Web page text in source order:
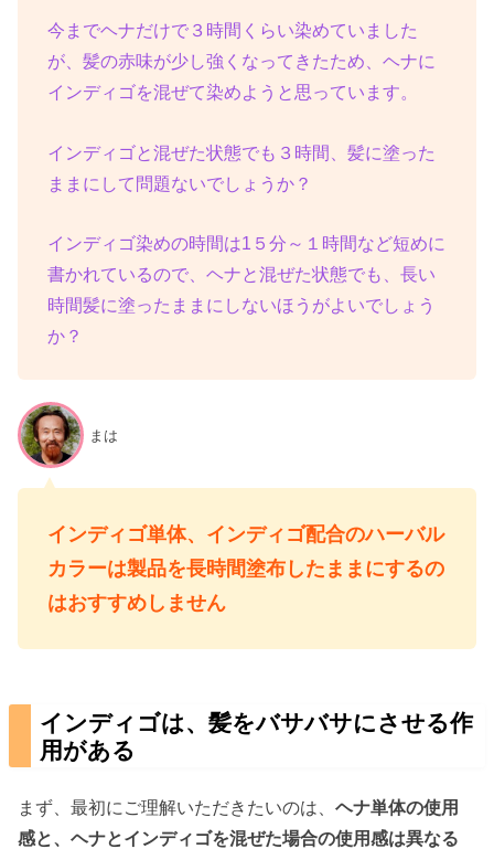
今までヘナだけで３時間くらい染めていました
が、髪の赤味が少し強くなってきたため、ヘナに
インディゴを混ぜて染めようと思っています。
インディゴと混ぜた状態でも３時間、髪に塗った
ままにして問題ないでしょうか？
インディゴ染めの時間は1５分～１時間など短めに
書かれているので、ヘナと混ぜた状態でも、長い
時間髪に塗ったままにしないほうがよいでしょう
か？
まは
インディゴ単体、インディゴ配合のハーバル
カラーは製品を長時間塗布したままにするの
はおすすめしません
インディゴは、髪をバサバサにさせる作
用がある
まず、最初にご理解いただきたいのは、ヘナ単体の使用
感と、ヘナとインディゴを混ぜた場合の使用感は異なる